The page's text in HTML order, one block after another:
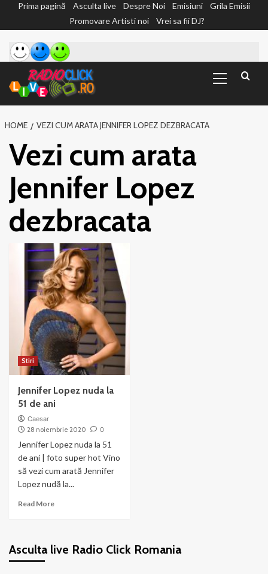
Prima pagină Asculta live Despre Noi Emisiuni
Grila Emisii
Promovare Artisti noi
Vrei sa fii DJ?
Menu
HOME VEZI CUM ARATA JENNIFER LOPEZ DEZBRACATA
Vezi cum arata
Jennifer Lopez
dezbracata
Stiri
Jennifer Lopez nuda la
51 de ani
Caesar
28 noiembrie 2020
0
Jennifer Lopez nuda la 51
de ani | foto super hot Vino
să vezi cum arată Jennifer
Lopez nudă la...
Read MoreRead
Lopez
Asculta live Radio Click Romania